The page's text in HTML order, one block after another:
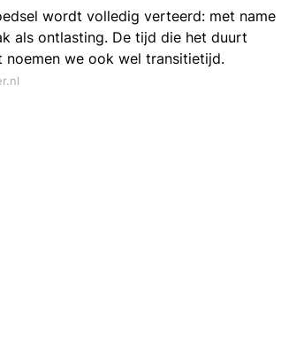
wordt volledig verteerd: met name
als ontlasting. De tijd die het duurt
we ook wel transitietijd.